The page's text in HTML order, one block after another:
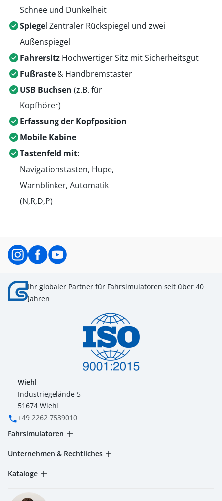
Schnee und Dunkelheit
Spiegel Zentraler Rückspiegel und zwei
Außenspiegel
Fahrersitz Hochwertiger Sitz mit Sicherheitsgut
Fußraste & Handbremstaster
USB Buchsen (z.B. für
Kopfhörer)
Erfassung der Kopfposition
Mobile Kabine
Tastenfeld mit:
Navigationstasten, Hupe,
Warnblinker, Automatik
(N,R,D,P)
Ihr globaler Partner für Fahrsimulatoren seit über 40
Jahren
Wiehl
Industriegelände 5
51674 Wiehl
‭+49 2262 7539010‬
Fahrsimulatoren
Unternehmen & Rechtliches
Kataloge